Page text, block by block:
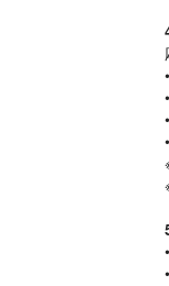
•
•
•
•
•